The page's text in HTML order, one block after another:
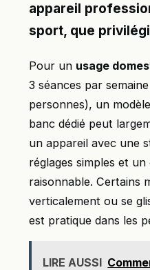
appareil
sport, que
Pour un usage
3 séances par
personnes), un
banc dédié peut
un appareil avec une
réglages simples et
raisonnable. Certains
verticalement ou se
est pratique dans les
LIRE AUSSI